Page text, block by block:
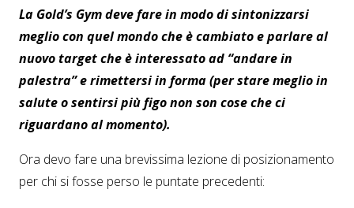
La Gold’s Gym deve fare in modo di sintonizzarsi
meglio con quel mondo che è cambiato e parlare al
nuovo target che è interessato ad “andare in
palestra” e rimettersi in forma (per stare meglio in
salute o sentirsi più figo non son cose che ci
riguardano al momento).
Ora devo fare una brevissima lezione di posizionamento
per chi si fosse perso le puntate precedenti: